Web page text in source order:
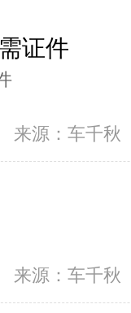
证件
来源：车千秋
来源：车千秋